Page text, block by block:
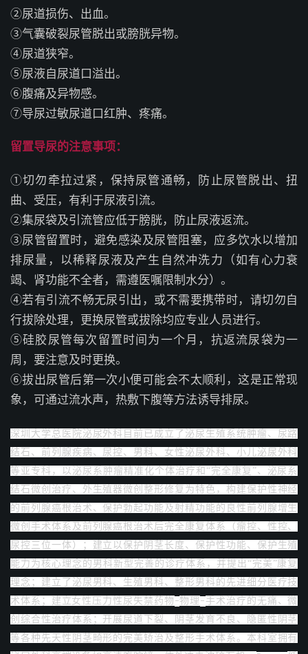
②尿道损伤、出血。
③气囊破裂尿管脱出或膀胱异物。
④尿道狭窄。
⑤尿液自尿道口溢出。
⑥腹痛及异物感。
⑦导尿过敏尿道口红肿、疼痛。
留置导尿的注意事项：
①切勿牵拉过紧，保持尿管通畅，防止尿管脱出、扭
曲、受压，有利于尿液引流。
②集尿袋及引流管应低于膀胱，防止尿液返流。
③尿管留置时，避免感染及尿管阻塞，应多饮水以增加
排尿量，以稀释尿液及产生自然冲洗力（如有心力衰
竭、肾功能不全者，需遵医嘱限制水分）。
④若有引流不畅无尿引出，或不需要携带时，请切勿自
行拔除处理，更换尿管或拔除均应专业人员进行。
⑤硅胶尿管每次留置时间为一个月，抗返流尿袋为一
周，要注意及时更换。
⑥拔出尿管后第一次小便可能会不太顺利，这是正常现
象，可通过流水声，热敷下腹等方法诱导排尿。
深圳大学总医院泌尿外科目前已成立了泌尿生殖系统肿瘤、尿路
结石、前列腺疾病、尿控、男科、女性泌尿外科、小儿泌尿外科
等亚专科，以泌尿系肿瘤精准化个体治疗和 “完全康复”、泌尿系
结石微创治疗、外生殖器微创整形修复为特色，构建保护性神经
的前列腺癌根治术、保护勃起功能及射精功能的良性前列腺增生
微创手术体系及前列腺癌根治术后完全康复体系（瘤控、性控、
尿控三位一体）；建立以保护阴茎长度、保护性功能、保护生殖
能力为核心理念的男科新型完善的诊疗体系，并提出“完美”康复
理念；建立了泌尿男科、生殖男科、整形男科的先进细分医疗技
术体系；建立女性压力性尿失禁药物 –物理 – 手术治疗的无痛、微
创综合性治疗体系；开展尿道下裂、阴茎发育不良、隐匿性阴茎
等各种先天性阴茎畸形的完美矫治及整形手术体系。本科室拥有